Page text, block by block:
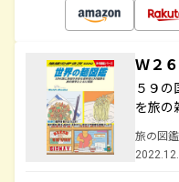
Ｗ２
５９
を旅の
旅の図鑑